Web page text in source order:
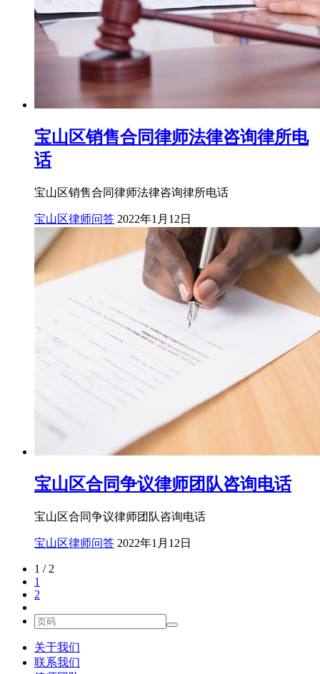
宝山区销售合同律师法律咨询律所电
话
宝山区销售合同律师法律咨询律所电话
宝山区律师问答 2022年1月12日
宝山区合同争议律师团队咨询电话
宝山区合同争议律师团队咨询电话
宝山区律师问答 2022年1月12日
1 / 2
1
2
关于我们
联系我们